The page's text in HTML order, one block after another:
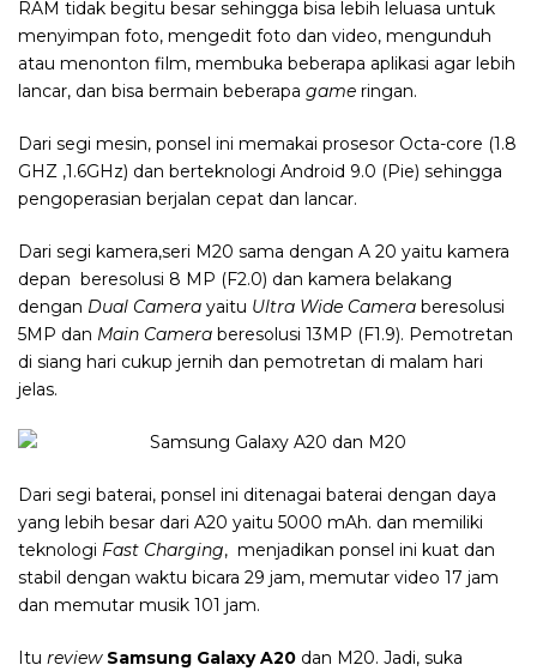
RAM tidak begitu besar sehingga bisa lebih leluasa untuk
menyimpan foto, mengedit foto dan video, mengunduh
atau menonton film, membuka beberapa aplikasi agar lebih
lancar, dan bisa bermain beberapa game ringan.
Dari segi mesin, ponsel ini memakai prosesor Octa-core (1.8
GHZ ,1.6GHz) dan berteknologi Android 9.0 (Pie) sehingga
pengoperasian berjalan cepat dan lancar.
Dari segi kamera,seri M20 sama dengan A 20 yaitu kamera
depan beresolusi 8 MP (F2.0) dan kamera belakang
dengan Dual Camera yaitu Ultra Wide Camera beresolusi
5MP dan Main Camera beresolusi 13MP (F1.9). Pemotretan
di siang hari cukup jernih dan pemotretan di malam hari
jelas.
Dari segi baterai, ponsel ini ditenagai baterai dengan daya
yang lebih besar dari A20 yaitu 5000 mAh. dan memiliki
teknologi Fast Charging, menjadikan ponsel ini kuat dan
stabil dengan waktu bicara 29 jam, memutar video 17 jam
dan memutar musik 101 jam.
Itu reviewSamsung Galaxy A20 dan M20. Jadi, suka